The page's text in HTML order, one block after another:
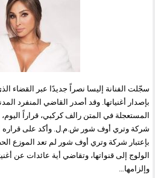
سجّلت الفنانة إليسا نصراً جديدًا عبر القضاء
بإصدار أغنياتها. وقد أصدر القاضي المنفرد
المستعجلة في المتن رالف كركبي، قراراً
بإعتبار شركة وتري أوف شور لم تعد الموزع
الولوج إلى قنواتها، وتقاضي أية عائدات عن
وإلزامها…